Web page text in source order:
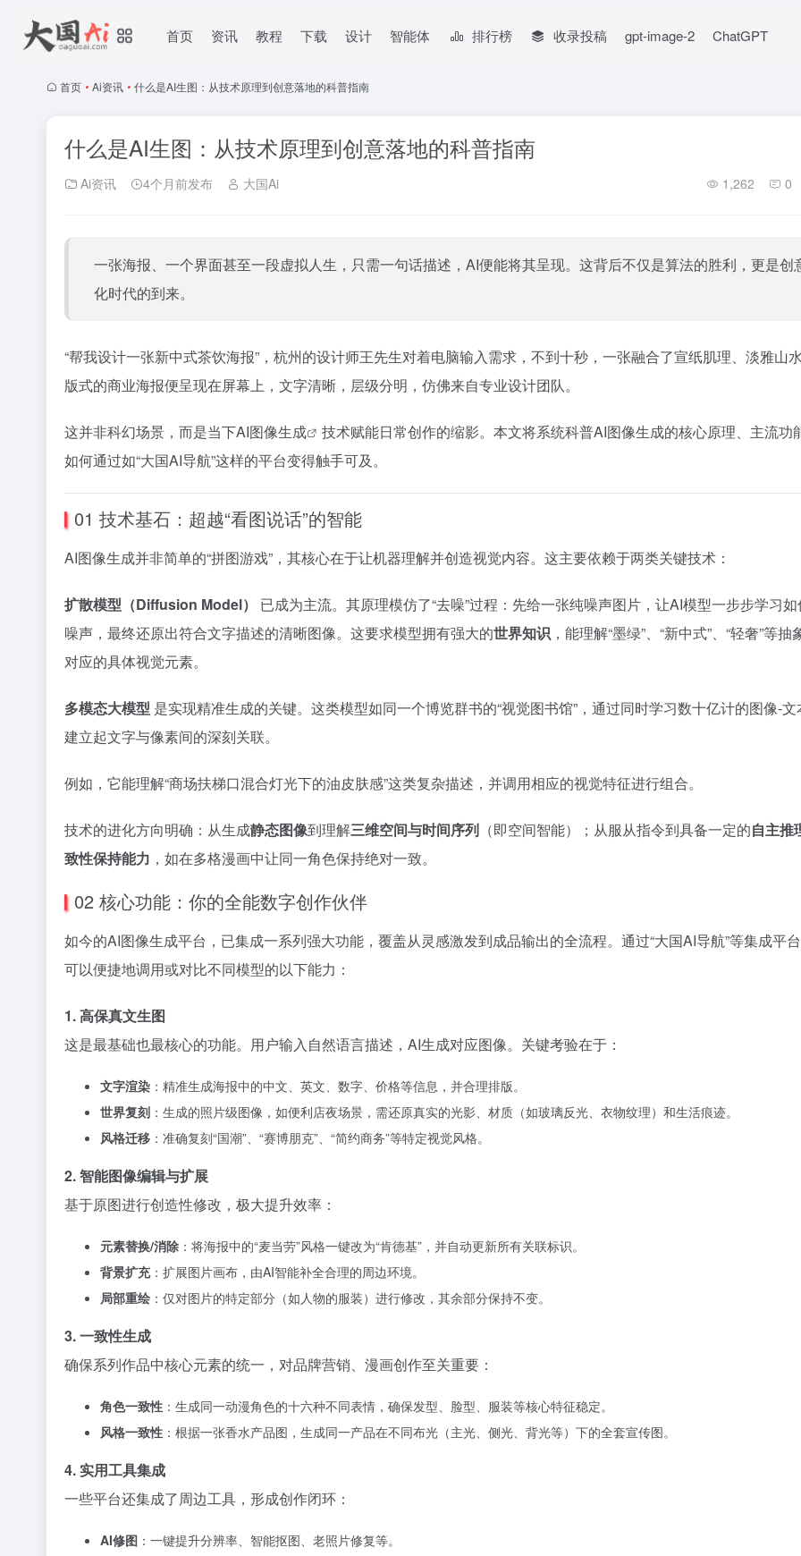
首页 资讯 教程 下载 设计 智能体 排行榜 收录投稿 gpt-image-2 ChatGPT
首页 • Ai资讯 • 什么是AI生图：从技术原理到创意落地的科普指南
什么是AI生图：从技术原理到创意落地的科普指南
Ai资讯 4个月前发布 大国Ai 1,262 0
一张海报、一个界面甚至一段虚拟人生，只需一句话描述，AI便能将其呈现。这背后不仅是算法的胜利，更是创
化时代的到来。
“帮我设计一张新中式茶饮海报”，杭州的设计师王先生对着电脑输入需求，不到十秒，一张融合了宣纸肌理、淡雅山
版式的商业海报便呈现在屏幕上，文字清晰，层级分明，仿佛来自专业设计团队。
这并非科幻场景，而是当下AI图像生成
技术赋能日常创作的缩影。本文将系统科普AI图像生成的核心原理、主流功
如何通过如“大国AI导航”这样的平台变得触手可及。
01 技术基石：超越“看图说话”的智能
AI图像生成并非简单的“拼图游戏”，其核心在于让机器理解并创造视觉内容。这主要依赖于两类关键技术：
扩散模型（Diffusion Model）
已成为主流。其原理模仿了“去噪”过程：先给一张纯噪声图片，让AI模型一步步学习
噪声，最终还原出符合文字描述的清晰图像。这要求模型拥有强大的世界知识 ，能理解“墨绿”、“新中式”、“轻奢”等抽
对应的具体视觉元素。
多模态大模型 是实现精准生成的关键。这类模型如同一个博览群书的“视觉图书馆”，通过同时学习数十亿计的图像-文
建立起文字与像素间的深刻关联。
例如，它能理解“商场扶梯口混合灯光下的油皮肤感”这类复杂描述，并调用相应的视觉特征进行组合。
技术的进化方向明确：从生成静态图像到理解三维空间与时间序列 （即空间智能）；从服从指令到具备一定的自主推
致性保持能力 ，如在多格漫画中让同一角色保持绝对一致。
02 核心功能：你的全能数字创作伙伴
如今的AI图像生成平台，已集成一系列强大功能，覆盖从灵感激发到成品输出的全流程。通过“大国AI导航”等集成平
可以便捷地调用或对比不同模型的以下能力：
1. 高保真文生图
这是最基础也最核心的功能。用户输入自然语言描述，AI生成对应图像。关键考验在于：
文字渲染 ：精准生成海报中的中文、英文、数字、价格等信息，并合理排版。
世界复刻 ：生成的照片级图像，如便利店夜场景，需还原真实的光影、材质（如玻璃反光、衣物纹理）和生活痕迹。
风格迁移 ：准确复刻“国潮”、“赛博朋克”、“简约商务”等特定视觉风格。
2. 智能图像编辑与扩展
基于原图进行创造性修改，极大提升效率：
元素替换/消除 ：将海报中的“麦当劳”风格一键改为“肯德基”，并自动更新所有关联标识。
背景扩充：扩展图片画布，由AI智能补全合理的周边环境。
局部重绘 ：仅对图片的特定部分（如人物的服装）进行修改，其余部分保持不变。
3. 一致性生成
确保系列作品中核心元素的统一，对品牌营销、漫画创作至关重要：
角色一致性 ：生成同一动漫角色的十六种不同表情，确保发型、脸型、服装等核心特征稳定。
风格一致性 ：根据一张香水产品图，生成同一产品在不同布光（主光、侧光、背光等）下的全套宣传图。
4. 实用工具集成
一些平台还集成了周边工具，形成创作闭环：
AI修图 ：一键提升分辨率、智能抠图、老照片修复等。